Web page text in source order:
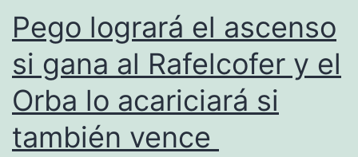
la
que
Dénia
y
Calpe
también
Pego logrará el ascenso
si gana al Rafelcofer y el
Orba lo acariciará si
también vence